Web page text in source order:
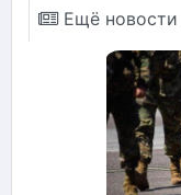
Ещё новости